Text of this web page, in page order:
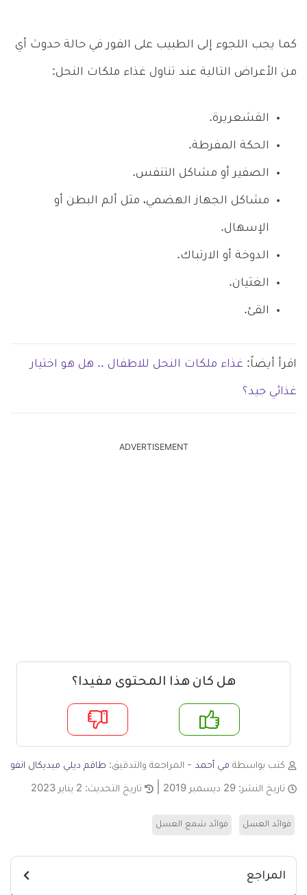
كما يجب اللجوء إلى الطبيب على الفور في حالة حدوث أي
من الأعراض التالية عند تناول غذاء ملكات النحل:
القشعريرة.
الحكة المفرطة.
الصفير أو مشاكل التنفس.
مشاكل الجهاز الهضمي، مثل ألم البطن أو
الإسهال.
الدوخة أو الارتباك.
الغثيان.
القئ.
اقرأ أيضاً: غذاء ملكات النحل للاطفال .. هل هو اختيار
غذائي جيد؟
ADVERTISEMENT
هل كان هذا المحتوى مفيدا؟
لا
كتب بواسطة مي أحمد - المراجعة والتدقيق: طاقم ديلي ميديكال انفو
تاريخ النشر: 29 ديسمبر 2019 تاريخ التحديث: 2 يناير 2023
فوائد العسل فوائد شمع العسل
المراجع